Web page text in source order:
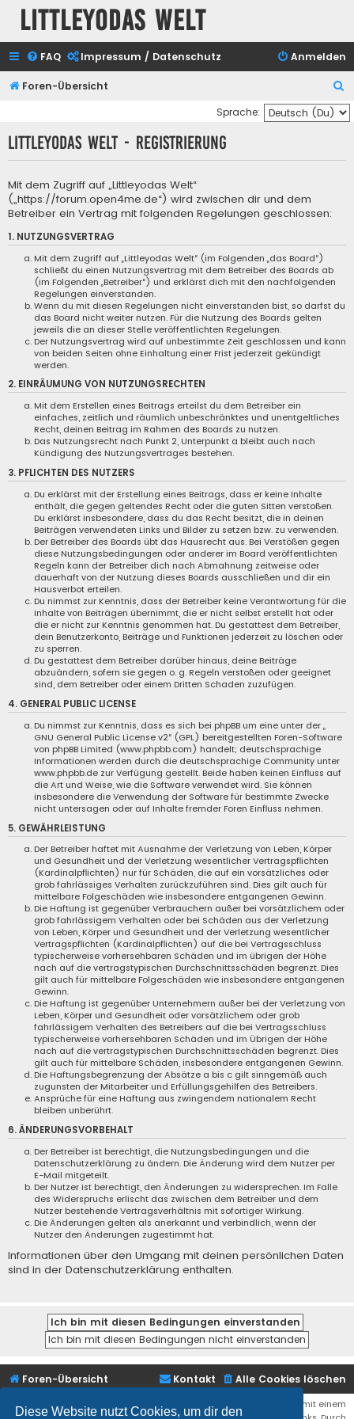
Diese Website nutzt Cookies, um dir den
Littleyodas Welt
FAQ Impressum / Datenschutz Anmelden
Foren-Übersicht
u
c
Sprache:
Littleyodas Welt - Registrierung
Mit dem Zugriff auf „Littleyodas Welt“
(„https://forum.open4me.de“) wird zwischen dir und dem
Betreiber ein Vertrag mit folgenden Regelungen geschlossen:
1. NUTZUNGSVERTRAG
Mit dem Zugriff auf „Littleyodas Welt“ (im Folgenden „das Board“)
schließt du einen Nutzungsvertrag mit dem Betreiber des Boards ab
(im Folgenden „Betreiber“) und erklärst dich mit den nachfolgenden
Regelungen einverstanden.
Wenn du mit diesen Regelungen nicht einverstanden bist, so darfst du
das Board nicht weiter nutzen. Für die Nutzung des Boards gelten
jeweils die an dieser Stelle veröffentlichten Regelungen.
Der Nutzungsvertrag wird auf unbestimmte Zeit geschlossen und kann
von beiden Seiten ohne Einhaltung einer Frist jederzeit gekündigt
werden.
2. EINRÄUMUNG VON NUTZUNGSRECHTEN
Mit dem Erstellen eines Beitrags erteilst du dem Betreiber ein
einfaches, zeitlich und räumlich unbeschränktes und unentgeltliches
Recht, deinen Beitrag im Rahmen des Boards zu nutzen.
Das Nutzungsrecht nach Punkt 2, Unterpunkt a bleibt auch nach
Kündigung des Nutzungsvertrages bestehen.
3. PFLICHTEN DES NUTZERS
Du erklärst mit der Erstellung eines Beitrags, dass er keine Inhalte
enthält, die gegen geltendes Recht oder die guten Sitten verstoßen.
Du erklärst insbesondere, dass du das Recht besitzt, die in deinen
Beiträgen verwendeten Links und Bilder zu setzen bzw. zu verwenden.
Der Betreiber des Boards übt das Hausrecht aus. Bei Verstößen gegen
diese Nutzungsbedingungen oder anderer im Board veröffentlichten
Regeln kann der Betreiber dich nach Abmahnung zeitweise oder
dauerhaft von der Nutzung dieses Boards ausschließen und dir ein
Hausverbot erteilen.
Du nimmst zur Kenntnis, dass der Betreiber keine Verantwortung für die
Inhalte von Beiträgen übernimmt, die er nicht selbst erstellt hat oder
die er nicht zur Kenntnis genommen hat. Du gestattest dem Betreiber,
dein Benutzerkonto, Beiträge und Funktionen jederzeit zu löschen oder
zu sperren.
Du gestattest dem Betreiber darüber hinaus, deine Beiträge
abzuändern, sofern sie gegen o. g. Regeln verstoßen oder geeignet
sind, dem Betreiber oder einem Dritten Schaden zuzufügen.
4. GENERAL PUBLIC LICENSE
Du nimmst zur Kenntnis, dass es sich bei phpBB um eine unter der „
GNU General Public License v2“ (GPL) bereitgestellten Foren-Software
von phpBB Limited (www.phpbb.com) handelt; deutschsprachige
Informationen werden durch die deutschsprachige Community unter
www.phpbb.de zur Verfügung gestellt. Beide haben keinen Einfluss auf
die Art und Weise, wie die Software verwendet wird. Sie können
insbesondere die Verwendung der Software für bestimmte Zwecke
nicht untersagen oder auf Inhalte fremder Foren Einfluss nehmen.
5. GEWÄHRLEISTUNG
Der Betreiber haftet mit Ausnahme der Verletzung von Leben, Körper
und Gesundheit und der Verletzung wesentlicher Vertragspflichten
(Kardinalpflichten) nur für Schäden, die auf ein vorsätzliches oder
grob fahrlässiges Verhalten zurückzuführen sind. Dies gilt auch für
mittelbare Folgeschäden wie insbesondere entgangenen Gewinn.
Die Haftung ist gegenüber Verbrauchern außer bei vorsätzlichem oder
grob fahrlässigem Verhalten oder bei Schäden aus der Verletzung
von Leben, Körper und Gesundheit und der Verletzung wesentlicher
Vertragspflichten (Kardinalpflichten) auf die bei Vertragsschluss
typischerweise vorhersehbaren Schäden und im übrigen der Höhe
nach auf die vertragstypischen Durchschnittsschäden begrenzt. Dies
gilt auch für mittelbare Folgeschäden wie insbesondere entgangenen
Gewinn.
Die Haftung ist gegenüber Unternehmern außer bei der Verletzung von
Leben, Körper und Gesundheit oder vorsätzlichem oder grob
fahrlässigem Verhalten des Betreibers auf die bei Vertragsschluss
typischerweise vorhersehbaren Schäden und im Übrigen der Höhe
nach auf die vertragstypischen Durchschnittsschäden begrenzt. Dies
gilt auch für mittelbare Schäden, insbesondere entgangenen Gewinn.
Die Haftungsbegrenzung der Absätze a bis c gilt sinngemäß auch
zugunsten der Mitarbeiter und Erfüllungsgehilfen des Betreibers.
Ansprüche für eine Haftung aus zwingendem nationalem Recht
bleiben unberührt.
6. ÄNDERUNGSVORBEHALT
Der Betreiber ist berechtigt, die Nutzungsbedingungen und die
Datenschutzerklärung zu ändern. Die Änderung wird dem Nutzer per
E-Mail mitgeteilt.
Der Nutzer ist berechtigt, den Änderungen zu widersprechen. Im Falle
des Widerspruchs erlischt das zwischen dem Betreiber und dem
Nutzer bestehende Vertragsverhältnis mit sofortiger Wirkung.
Die Änderungen gelten als anerkannt und verbindlich, wenn der
Nutzer den Änderungen zugestimmt hat.
Informationen über den Umgang mit deinen persönlichen Daten
sind in der Datenschutzerklärung enthalten.
Foren-Übersicht Alle Cookies löschen
Kontakt
Bei den Links zu Shops (Amazon, Ebay, Aliexpress, ...) und Links, die mit einem